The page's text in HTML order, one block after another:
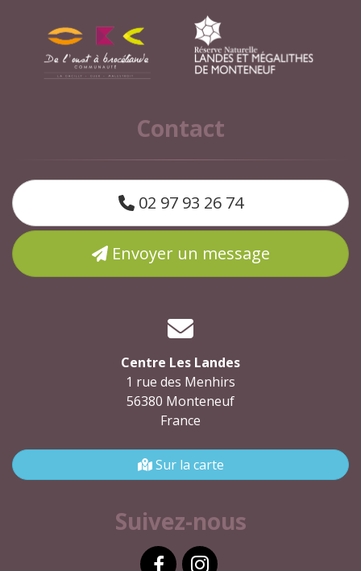
Contact
02 97 93 26 74
Envoyer un message
Centre Les Landes
1 rue des Menhirs
56380 Monteneuf
France
Sur la carte
Suivez-nous